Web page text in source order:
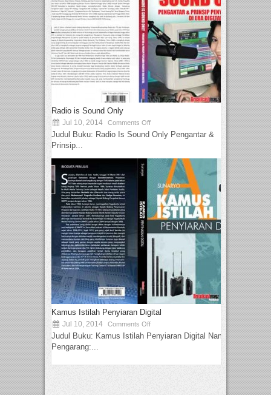
Radio is Sound Only
Jul 10, 2014 Comments Off
Judul Buku: Radio Is Sound Only Pengantar &
Prinsip...
Kamus Istilah Penyiaran Digital
Jul 10, 2014 Comments Off
Judul Buku: Kamus Istilah Penyiaran Digital Nama
Pengarang:...